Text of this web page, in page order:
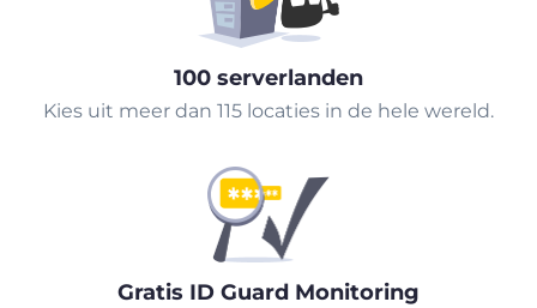
100 serverlanden
Kies uit meer dan 115 locaties in de hele wereld.
Gratis ID Guard Monitoring